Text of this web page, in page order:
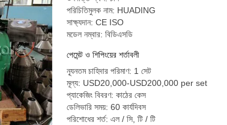
পরিচিতিমুলক নাম: HUADING
সাক্ষ্যদান: CE ISO
মডেল নম্বার: বিডিএসডি
পেমেন্ট ও শিপিংয়ের শর্তাবলী
ন্যূনতম চাহিদার পরিমাণ: 1 সেট
মূল্য: USD20,000-USD200,000 per set
প্যাকেজিং বিবরণ: কাঠের কেস
ডেলিভারি সময়: 60 কার্যদিবস
পরিশোধের শর্ত: এল / সি, টি / টি